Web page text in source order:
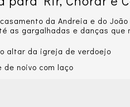
da Andreia e do
as gargalhadas e danças que